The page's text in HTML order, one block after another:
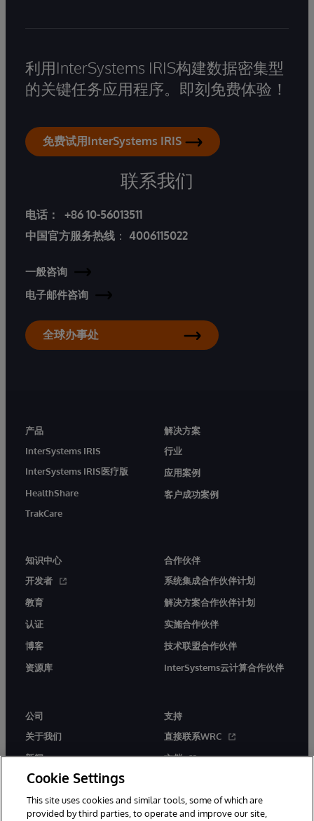
利用InterSystems IRIS构建数据密集型
的关键任务应用程序。即刻免费体验！
免费试用InterSystems IRIS
联系我们
电话：
+86 10-56013511
中国官方服务热线 ： 4006115022
一般咨询
电子邮件咨询
全球办事处
产品
InterSystems IRIS
InterSystems IRIS医疗版
HealthShare
TrakCare
解决方案
行业
应用案例
客户成功案例
知识中心
开发者
教育
认证
博客
资源库
合作伙伴
系统集成合作伙伴计划
解决方案合作伙伴计划
实施合作伙伴
技术联盟合作伙伴
InterSystems云计算合作伙伴
公司
关于我们
新闻
活动
工作机会
支持
直接联系WRC
文档
Cookie Settings
This site uses cookies and similar tools, some of which are
provided by third parties, to operate and improve our site,